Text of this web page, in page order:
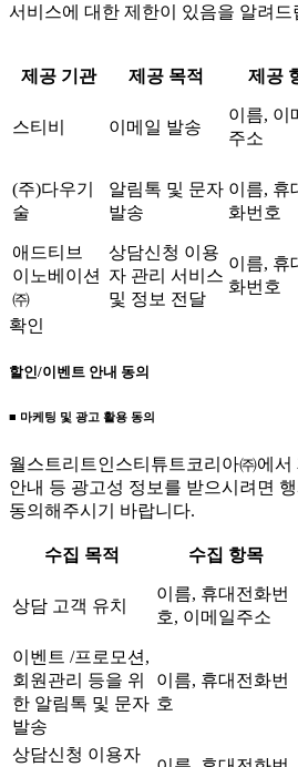
서비스에 대한 제한이 있음을 알려드
제공 기관 제공 목적 제공
스티비 이메일 발송
이름, 이
주소
(주)다우기
술
알림톡 및 문자
발송
이름, 휴
화번호
애드티브
이노베이션
㈜
상담신청 이용
자 관리 서비스
및 정보 전달
이름, 휴
화번호
확인
할인/이벤트 안내 동의
■ 마케팅 및 광고 활용 동의
월스트리트인스티튜트코리아㈜에서
안내 등 광고성 정보를 받으시려면
동의해주시기 바랍니다.
수집 목적 수집 항목
상담 고객 유치
이름, 휴대전화번
호, 이메일주소
이벤트 /프로모션,
회원관리 등을 위
한 알림톡 및 문자
발송
이름, 휴대전화번
호
상담신청 이용자